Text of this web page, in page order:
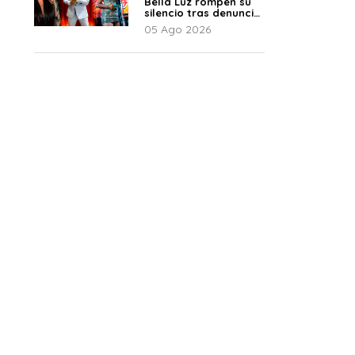
silencio tras denuncia
de Naldy: “Todo el
mundo lo sabía”
05 Ago 2026